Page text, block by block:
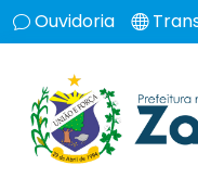
Ouvidoria